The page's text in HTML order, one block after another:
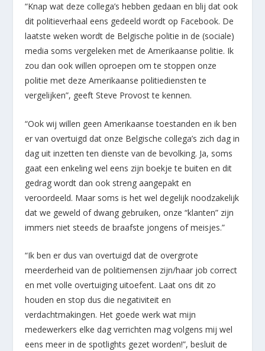
“Knap wat deze collega’s hebben gedaan en blij dat ook
dit politieverhaal eens gedeeld wordt op Facebook. De
laatste weken wordt de Belgische politie in de (sociale)
media soms vergeleken met de Amerikaanse politie. Ik
zou dan ook willen oproepen om te stoppen onze
politie met deze Amerikaanse politiediensten te
vergelijken”, geeft Steve Provost te kennen.
“Ook wij willen geen Amerikaanse toestanden en ik ben
er van overtuigd dat onze Belgische collega’s zich dag in
dag uit inzetten ten dienste van de bevolking. Ja, soms
gaat een enkeling wel eens zijn boekje te buiten en dit
gedrag wordt dan ook streng aangepakt en
veroordeeld. Maar soms is het wel degelijk noodzakelijk
dat we geweld of dwang gebruiken, onze “klanten” zijn
immers niet steeds de braafste jongens of meisjes.”
“Ik ben er dus van overtuigd dat de overgrote
meerderheid van de politiemensen zijn/haar job correct
en met volle overtuiging uitoefent. Laat ons dit zo
houden en stop dus die negativiteit en
verdachtmakingen. Het goede werk wat mijn
medewerkers elke dag verrichten mag volgens mij wel
eens meer in de spotlights gezet worden!”, besluit de